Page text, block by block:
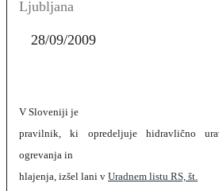
Ljubljana
28/09/2009
V Sloveniji je
pravilnik, ki opredeljuje hidravlično
ogrevanja in
hlajenja, izšel lani v Uradnem listu RS, št.